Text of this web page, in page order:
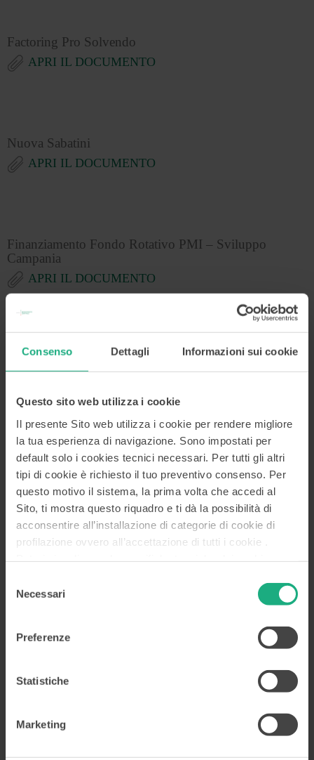
Consenso Dettagli Informazioni sui cookie
Questo sito web utilizza i cookie
Il presente Sito web utilizza i cookie per rendere migliore
la tua esperienza di navigazione. Sono impostati per
default solo i cookies tecnici necessari. Per tutti gli altri
tipi di cookie è richiesto il tuo preventivo consenso. Per
questo motivo il sistema, la prima volta che accedi al
Sito, ti mostra questo riquadro e ti dà la possibilità di
acconsentire all’installazione di categorie di cookie di
profilazione ovvero all’accettazione di tutti i cookie .
accedendo alla
. Le altre informazioni, i
dati di contatto del Titolare e le modalità per la gestione
in
calce all’Home Page.
delNecessari
Preferenze
Statistiche
Marketing
Factoring Pro Solvendo
APRI IL DOCUMENTO
Nuova Sabatini
APRI IL DOCUMENTO
Finanziamento Fondo Rotativo PMI – Sviluppo
Campania
APRI IL DOCUMENTO
Finanziamento per investimenti FRI-TURISMO
Dilazioni di Pagamento
APRI IL DOCUMENTO
CresciPMI – Canale Confidi
APRI IL DOCUMENTO